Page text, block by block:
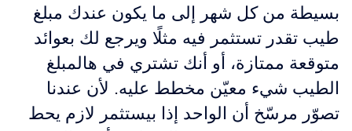
بسيطة من كل شهر إلى ما يكون عندك مبلغ
طيب تقدر تستثمر فيه مثلًا ويرجع لك بعوائد
متوقعة ممتازة، أو أنك تشتري في هالمبلغ
الطيب شيء معيّن مخطط عليه. لأن عندنا
تصوّر مرسّخ أن الواحد إذا بيستثمر لازم يحط